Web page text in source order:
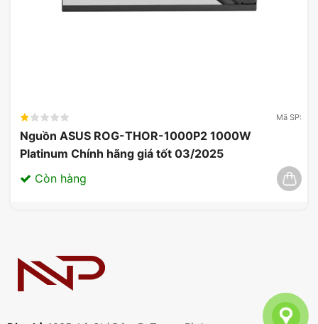
Mã SP:
Nguồn ASUS ROG-THOR-1000P2 1000W
Platinum Chính hãng giá tốt 03/2025
Còn hàng